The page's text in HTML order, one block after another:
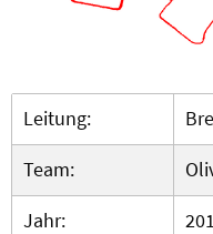
Leitung:
Team:
Jahr: